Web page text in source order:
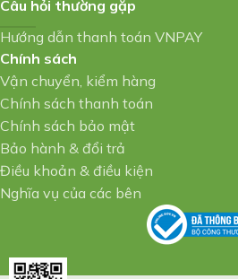
Câu hỏi thường gặp
Hướng dẫn thanh toán VNPAY
Chính sách
Vận chuyển, kiểm hàng
Chính sách thanh toán
Chính sách bảo mật
Bảo hành & đổi trả
Điều khoản & điều kiện
Nghĩa vụ của các bên